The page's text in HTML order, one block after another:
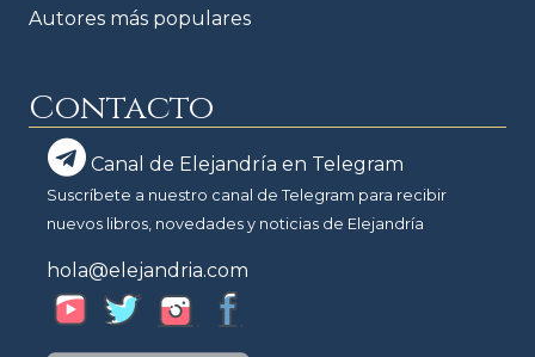
Autores más populares
Contacto
Canal de Elejandría en Telegram
Suscríbete a nuestro canal de Telegram para recibir
nuevos libros, novedades y noticias de Elejandría
hola@elejandria.com